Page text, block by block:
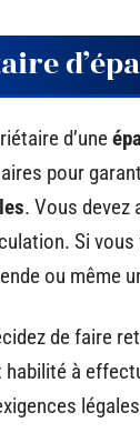
d’une
pour
. Vous devez
Si
ou même
de faire
habilité à